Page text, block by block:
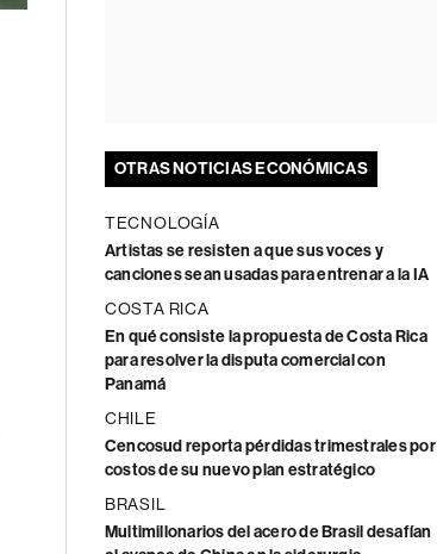
OTRAS NOTICIAS ECONÓMICAS
TECNOLOGÍA
Artistas se resisten a que sus voces y
canciones sean usadas para entrenar a la IA
COSTA RICA
En qué consiste la propuesta de Costa Rica
para resolver la disputa comercial con
Panamá
CHILE
Cencosud reporta pérdidas trimestrales por
costos de su nuevo plan estratégico
BRASIL
Multimillonarios del acero de Brasil desafían